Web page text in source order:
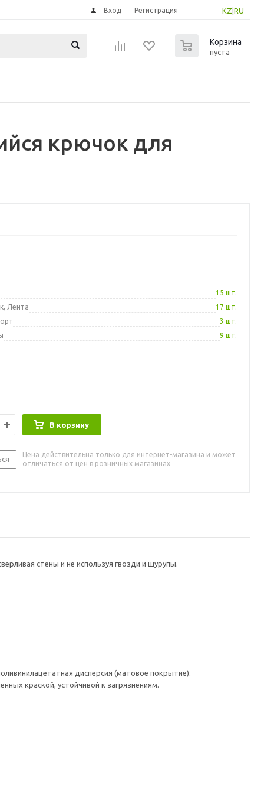
KZ RU
Вход Регистрация
Корзина
пуста
крючок для
15 шт.
Лента
17 шт.
3 шт.
9 шт.
В корзину
Цена действительна только для интернет-магазина и может
отличаться от цен в розничных магазинах
стены и не используя гвозди и шурупы.
дисперсия (матовое покрытие).
краской, устойчивой к загрязнениям.